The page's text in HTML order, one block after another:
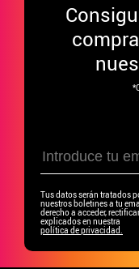
Tus datos serán tratados
nuestros boletines a tu
derecho a acceder,
explicados en nuestra
política de privacidad.